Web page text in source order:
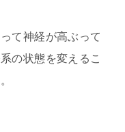
て神経が高ぶって
の状態を変えるこ